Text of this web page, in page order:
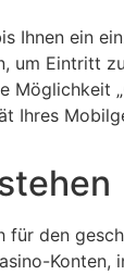
Ihnen ein
um Eintritt
Ihres
den